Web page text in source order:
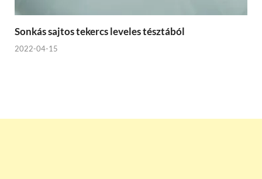
Sonkás sajtos tekercs leveles tésztából
2022-04-15